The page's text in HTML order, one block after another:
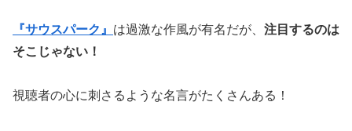
『サウスパーク』 は過激な作風が有名だが、 注目するのは
そこじゃない！
視聴者の心に刺さるような名言がたくさんある！